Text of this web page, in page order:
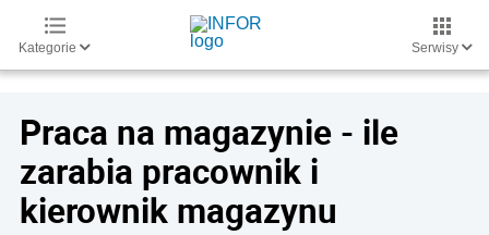
Kategorie Serwisy
Praca na magazynie - ile
zarabia pracownik i
kierownik magazynu